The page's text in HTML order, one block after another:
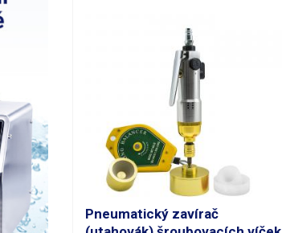
Pneumatický zavírač